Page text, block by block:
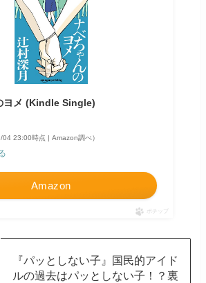
ヨメ (Kindle Single)
04 23:00時点 | Amazon調べ）
Amazon
ポチップ
『パッとしない子』国民的アイド
ルの過去はパッとしない子！？裏